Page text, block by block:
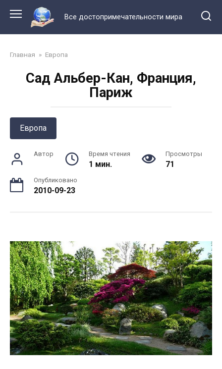
контенту
Все достопримечательности мира
Главная » Европа
Сад Альбер-Кан, Франция,
Париж
Европа
Автор Время чтения
1 мин.
Просмотры
71
Опубликовано
2010-09-23